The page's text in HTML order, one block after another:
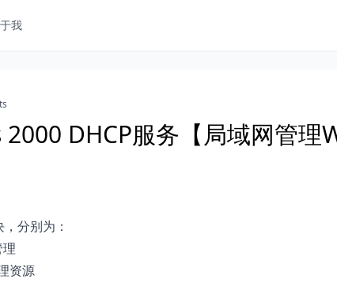
我
DHCP服务【局域网管理
分别为：
资源